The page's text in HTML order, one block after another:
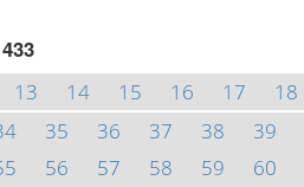
433
13 14 15 16 17 18
35 36 37 38 39
56 57 58 59 60